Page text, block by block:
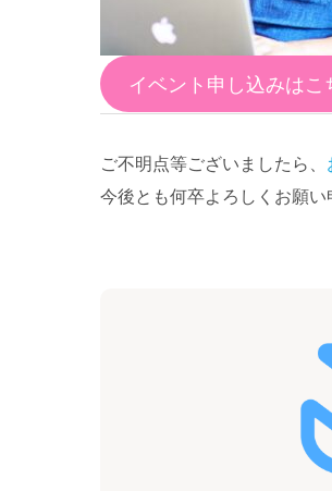
イベント申し込みはこ
ご不明点等ございましたら、
今後とも何卒よろしくお願い